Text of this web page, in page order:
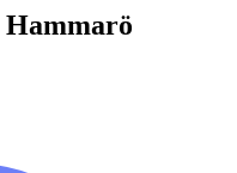
Hammarö